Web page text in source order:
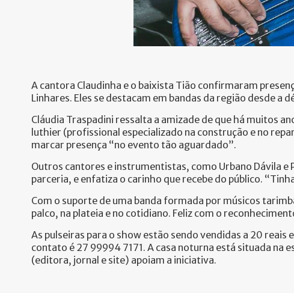
A cantora Claudinha e o baixista Tião confirmaram
Linhares. Eles se destacam em bandas da região desde
Cláudia Traspadini ressalta a amizade de que há muitos
luthier (profissional especializado na construção e no
marcar presença “no evento tão aguardado”.
Outros cantores e instrumentistas, como Urbano Dávila
parceria, e enfatiza o carinho que recebe do público.
Com o suporte de uma banda formada por músicos
palco, na plateia e no cotidiano. Feliz com o
As pulseiras para o show estão sendo vendidas a 20
contato é 27 99994 7171. A casa noturna está situada na
(editora, jornal e site) apoiam a iniciativa.